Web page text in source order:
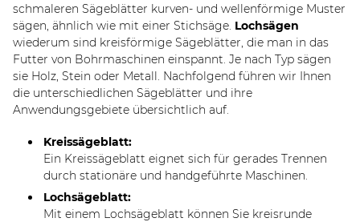
schmaleren Sägeblätter kurven- und wellenförmige Muster
sägen, ähnlich wie mit einer Stichsäge. Lochsägen
wiederum sind kreisförmige Sägeblätter, die man in das
Futter von Bohrmaschinen einspannt. Je nach Typ sägen
sie Holz, Stein oder Metall. Nachfolgend führen wir Ihnen
die unterschiedlichen Sägeblätter und ihre
Anwendungsgebiete übersichtlich auf.
Kreissägeblatt:
Ein Kreissägeblatt eignet sich für gerades Trennen
durch stationäre und handgeführte Maschinen.
Lochsägeblatt:
Mit einem Lochsägeblatt können Sie kreisrunde